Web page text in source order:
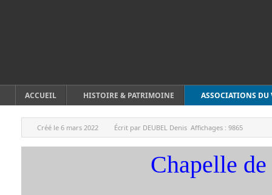
ACCUEIL HISTOIRE & PATRIMOINE ASSOCIATIONS DU
Créé le 6 mars 2022 Écrit par DEUBEL Denis Affichages : 9865
Chapelle